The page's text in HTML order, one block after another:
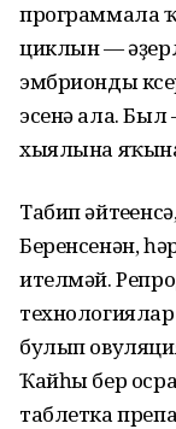
программала
циклын —
эмбрионды
эсенә ала. Был
хыялына
Табип
Беренсенән,
ителмәй.
булып
Ҡайһы бер
таблетка